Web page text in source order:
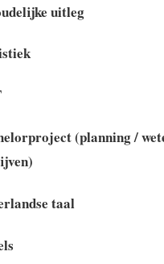
uitleg
(planning /
taal